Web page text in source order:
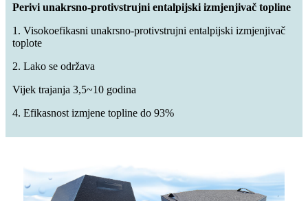
Perivi unakrsno-protivstrujni entalpijski izmjenjivač topline
1. Visokoefikasni unakrsno-protivstrujni entalpijski izmjenjivač
toplote
2. Lako se održava
Vijek trajanja 3,5~10 godina
4. Efikasnost izmjene topline do 93%